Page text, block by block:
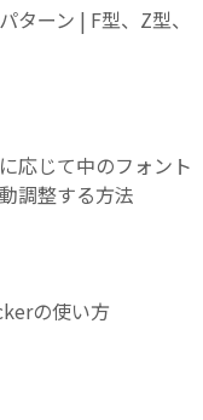
ターン | F型、Z型、
応じて中のフォント
調整する方法
の使い方